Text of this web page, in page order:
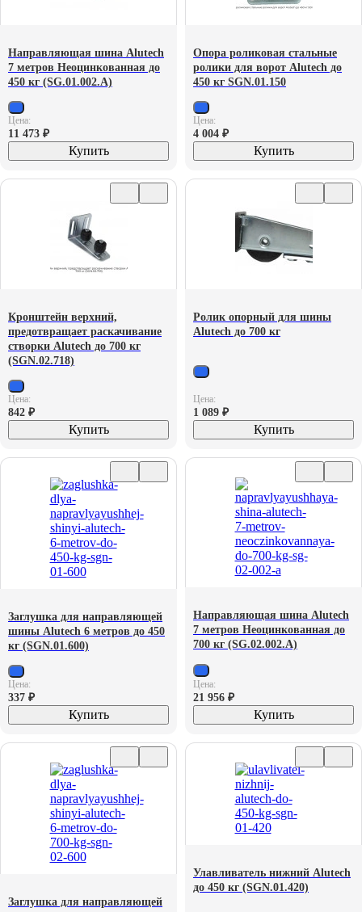
Направляющая шина Alutech
7 метров Неоцинкованная до
450 кг (SG.01.002.A)
Цена:
11 473 ₽
Купить
Опора роликовая стальные
ролики для ворот Alutech до
450 кг SGN.01.150
Цена:
4 004 ₽
Купить
Кронштейн верхний,
предотвращает раскачивание
створки Alutech до 700 кг
(SGN.02.718)
Цена:
842 ₽
Купить
Ролик опорный для шины
Alutech до 700 кг
Цена:
1 089 ₽
Купить
Заглушка для направляющей
шины Alutech 6 метров до 450
кг (SGN.01.600)
Цена:
337 ₽
Купить
Направляющая шина Alutech
7 метров Неоцинкованная до
700 кг (SG.02.002.A)
Цена:
21 956 ₽
Купить
Заглушка для направляющей
Улавливатель нижний Alutech
до 450 кг (SGN.01.420)